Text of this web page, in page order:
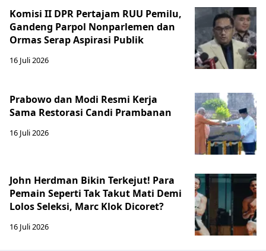
Komisi II DPR Pertajam RUU Pemilu,
Gandeng Parpol Nonparlemen dan
Ormas Serap Aspirasi Publik
16 Juli 2026
Prabowo dan Modi Resmi Kerja
Sama Restorasi Candi Prambanan
16 Juli 2026
John Herdman Bikin Terkejut! Para
Pemain Seperti Tak Takut Mati Demi
Lolos Seleksi, Marc Klok Dicoret?
16 Juli 2026